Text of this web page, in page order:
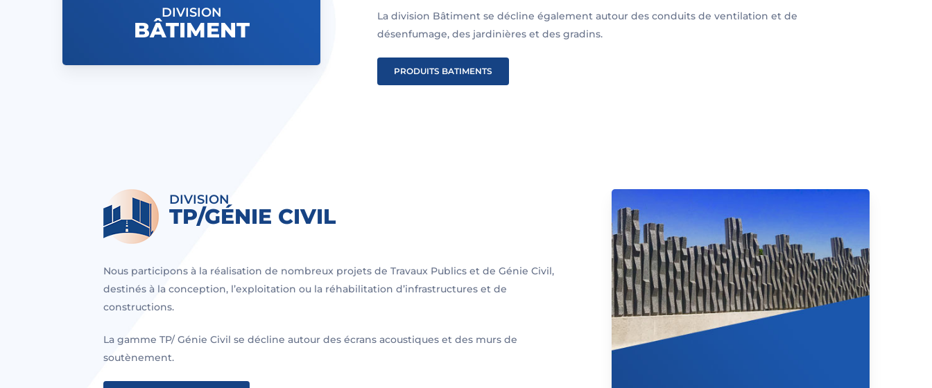
DIVISION
BÂTIMENT
La division Bâtiment se décline également autour des conduits de ventilation et de
désenfumage, des jardinières et des gradins.
PRODUITS BATIMENTS
DIVISION
TP/GÉNIE CIVIL
Nous participons à la réalisation de nombreux projets de Travaux Publics et de Génie Civil,
destinés à la conception, l’exploitation ou la réhabilitation d’infrastructures et de
constructions.
La gamme TP/ Génie Civil se décline autour des écrans acoustiques et des murs de
soutènement.